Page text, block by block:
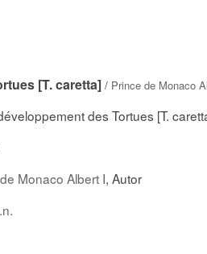
[T. caretta] / Prince de Monaco
des Tortues [T.
Monaco Albert I, Autor